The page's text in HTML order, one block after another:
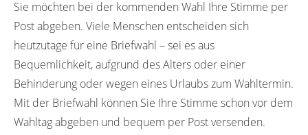
Sie möchten bei der kommenden Wahl Ihre Stimme per
Post abgeben. Viele Menschen entscheiden sich
heutzutage für eine Briefwahl – sei es aus
Bequemlichkeit, aufgrund des Alters oder einer
Behinderung oder wegen eines Urlaubs zum Wahltermin.
Mit der Briefwahl können Sie Ihre Stimme schon vor dem
Wahltag abgeben und bequem per Post versenden.